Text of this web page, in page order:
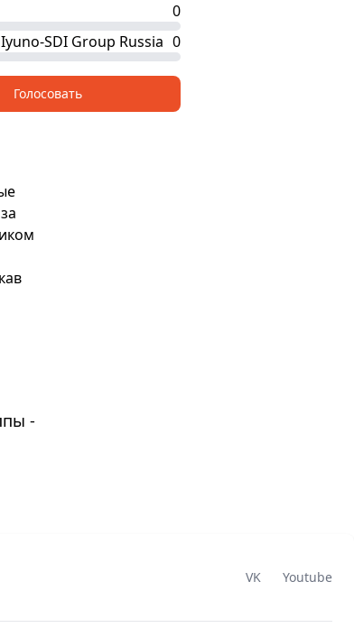
0
SDI Group Russia 0
Голосовать
-
VK Youtube